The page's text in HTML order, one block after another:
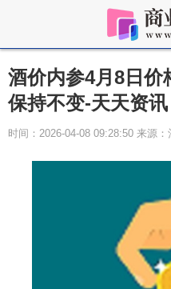
酒价内参4月8日价
保持不变-天天资讯
时间：2026-04-08 09:28:50 来源：